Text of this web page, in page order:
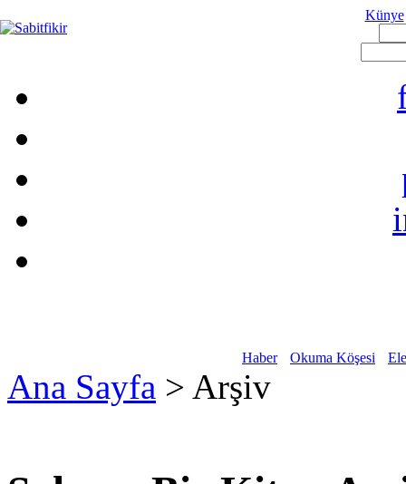
Künye
Haber Okuma Köşesi
Ana Sayfa > Arşiv